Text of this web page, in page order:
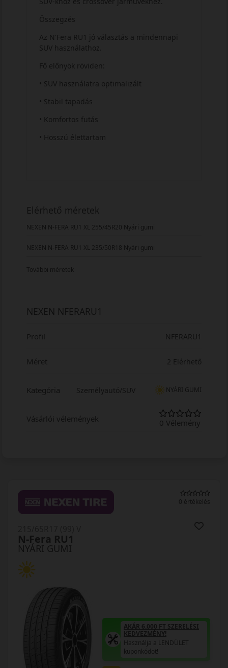
Összegzés
Az N'Fera RU1 jó választás a mindennapi
SUV használathoz.
Fő előnyök röviden:
• SUV használatra optimalizált
• Stabil tapadás
• Komfortos futás
• Hosszú élettartam
Elérhető méretek
NEXEN N-FERA RU1 XL 255/45R20 Nyári gumi
NEXEN N-FERA RU1 XL 235/50R18 Nyári gumi
További méretek
NEXEN NFERARU1
Profil NFERARU1
Méret 2 Elérhető
Kategória Személyautó/SUV NYÁRI GUMI
Vásárlói vélemények 0 Vélemény
0 értékelés
NYÁRI GUMI
N-Fera RU1
AKÁR 6.000 FT SZERELÉSI
KEDVEZMÉNY!
Használja a LENDÜLET
kuponkódot!